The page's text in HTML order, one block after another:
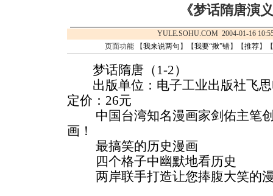
《梦话隋唐演
YULE.SOHU.COM 2004-01-16
页面功能 【我来说两句 】【我要“揪”错】【推荐】
梦话隋唐（1-2）
出版单位：电子工业出版社
定价：26元
中国台湾知名漫画家剑佑主笔
画！
最搞笑的历史漫画
四个格子中幽默地看历史
两岸联手打造让您捧腹大笑的